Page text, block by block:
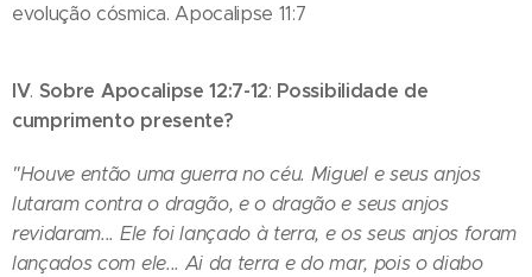
evolução cósmica. Apocalipse 11:7
IV. Sobre Apocalipse 12:7-12: Possibilidade de
cumprimento presente?
"Houve então uma guerra no céu. Miguel e seus anjos
lutaram contra o dragão, e o dragão e seus anjos
revidaram... Ele foi lançado à terra, e os seus anjos foram
lançados com ele... Ai da terra e do mar, pois o diabo